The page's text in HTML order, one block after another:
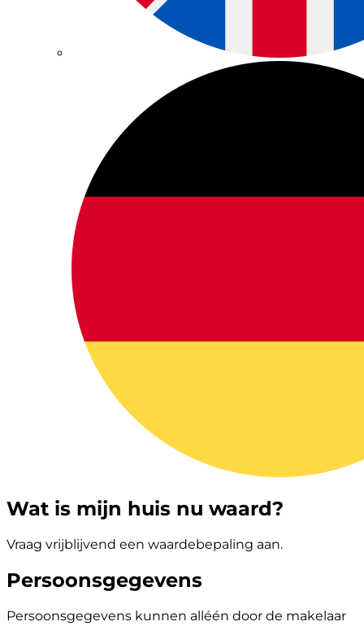
Wat is mijn huis nu waard?
Vraag vrijblijvend een waardebepaling aan.
Persoonsgegevens
Persoonsgegevens kunnen alléén door de makelaar